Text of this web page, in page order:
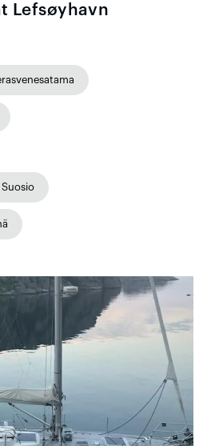
Lefsøyhavn
Suosio